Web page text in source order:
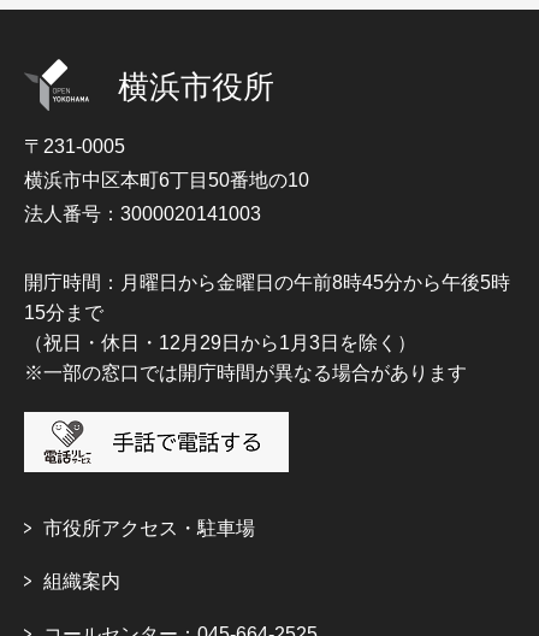
横浜市役所
〒231-0005
横浜市中区本町6丁目50番地の10
法人番号：3000020141003
開庁時間：月曜日から金曜日の午前8時45分から午後5時
15分まで
（祝日・休日・12月29日から1月3日を除く）
※一部の窓口では開庁時間が異なる場合があります
市役所アクセス・駐車場
組織案内